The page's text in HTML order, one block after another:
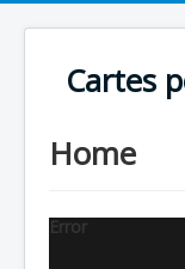
Cartes
Home
Error